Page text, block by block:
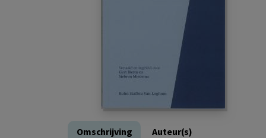
Omschrijving Auteur(s)